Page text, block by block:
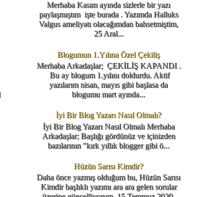
Merhaba Kasım ayında sizlerle bir yazı
paylaşmıştım işte burada . Yazımda Halluks
Valgus ameliyatı olacağımdan bahsetmiştim,
25 Aral...
Blogumun 1.Yılına Özel Çekiliş
Merhaba Arkadaşlar; ÇEKİLİŞ KAPANDI .
Bu ay blogum 1.yılını doldurdu. Aktif
yazılarım nisan, mayıs gibi başlasa da
blogumu mart ayında...
İyi Bir Blog Yazarı Nasıl Olmalı?
İyi Bir Blog Yazarı Nasıl Olmalı Merhaba
Arkadaşlar; Başlığı gördünüz ve içinizden
bazılarının "kırk yıllık blogger gibi ö...
Hüzün Sarısı Kimdir?
Daha önce yazmış olduğum bu, Hüzün Sarısı
Kimdir başlıklı yazımı ara ara gelen sorular